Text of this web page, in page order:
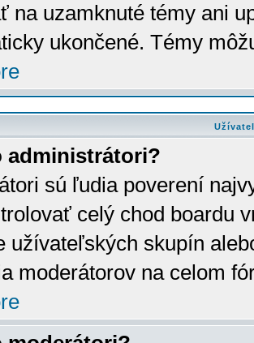
na uzamknuté témy ani
ukončené. Témy
administrátori?
sú ľudia poverení
celý chod boardu
užívateľských skupín
moderátorov na celom